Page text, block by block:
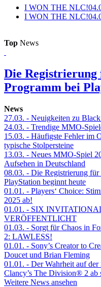
I WON THE NLC!
I WON THE NLC!
Top News
Die Registrierung
Programm bei
News
27.03. - Neuigkeiten zu
24.03. - Trendige MMO-
15.03. - Häufigste Fehler im
typische Stolpersteine
13.03. - Neues MMO-Spiel
Aufsehen in Deutschland
08.03. - Die Registrierung für
PlayStation beginnt heute
01.01. - Players‘ Choice:
2025 ab!
01.01. - SIX
VERÖFFENTLICHT
01.03. - Sorgt für Chaos in
2: LAWLESS!
01.01. - Sony’s Creator to
Doucet und Brian Fleming
01.01. - Der Wahrheit auf der
Clancy’s The Division® 2 ab
Weitere News ansehen